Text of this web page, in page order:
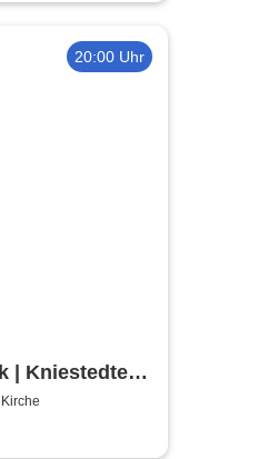
20:00 Uhr